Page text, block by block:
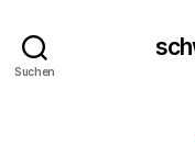
Suchen